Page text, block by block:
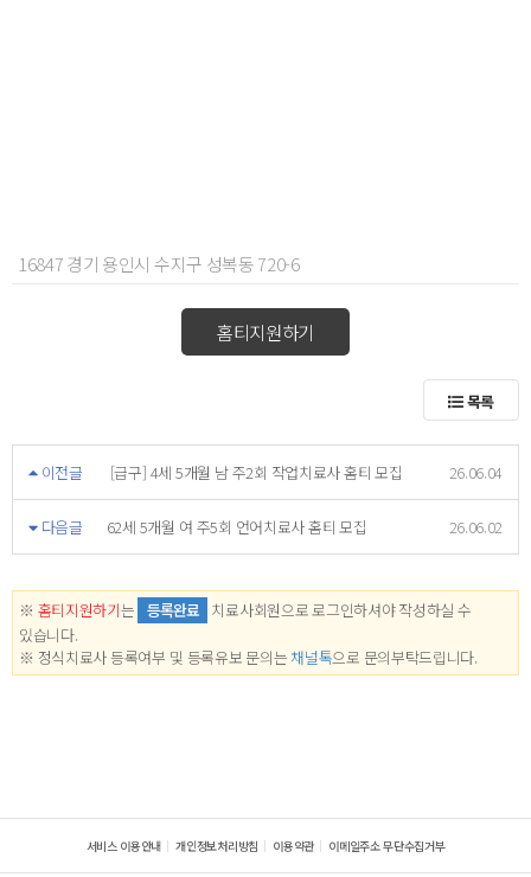
16847 경기 용인시 수지구 성복동 720-6
홈티지원하기
목록
이전글 [급구] 4세 5개월 남 주2회 작업치료사 홈티 모집 26.06.04
다음글 62세 5개월 여 주5회 언어치료사 홈티 모집 26.06.02
※ 홈티지원하기는 등록완료 치료사회원으로 로그인하셔야 작성하실 수
있습니다.
※ 정식치료사 등록여부 및 등록유보 문의는 채널톡으로 문의부탁드립니다.
서비스 이용안내 개인정보처리방침 이용약관 이메일주소 무단수집거부